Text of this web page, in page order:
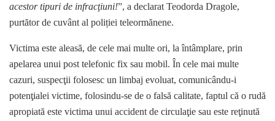
acestor tipuri de infracţiuni!”, a declarat Teodorda Dragole,
purtător de cuvânt al poliției teleormănene.
Victima este aleasă, de cele mai multe ori, la întâmplare, prin
apelarea unui post telefonic fix sau mobil. În cele mai multe
cazuri, suspecţii folosesc un limbaj evoluat, comunicându-i
potenţialei victime, folosindu-se de o falsă calitate, faptul că o rudă
apropiată este victima unui accident de circulaţie sau este reţinută